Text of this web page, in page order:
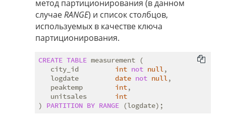
метод партиционирования (в данном
случаеRANGE) и список столбцов,
используемых в качестве ключа
партиционирования.
CREATE TABLE measurement (
   city_id
int not null,
   logdate
date not null,
   peaktemp
int,
   unitsales
int
) PARTITION BY RANGE